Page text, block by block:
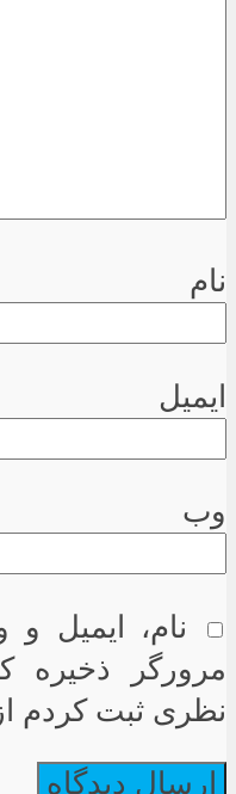
وب
نام، ایمیل
مرورگر ذخیره
نظری ثبت کردم